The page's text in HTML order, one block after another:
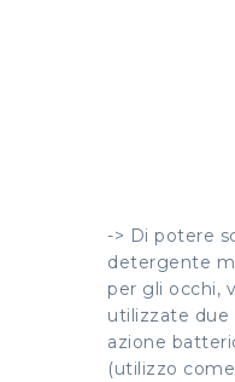
-> Di potere
detergente
per gli occhi,
utilizzate due
azione
(utilizzo